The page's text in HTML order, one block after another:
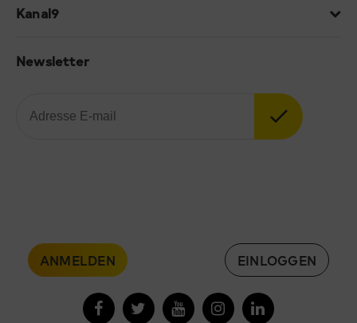
Kanal9
Newsletter
ANMELDEN EINLOGGEN